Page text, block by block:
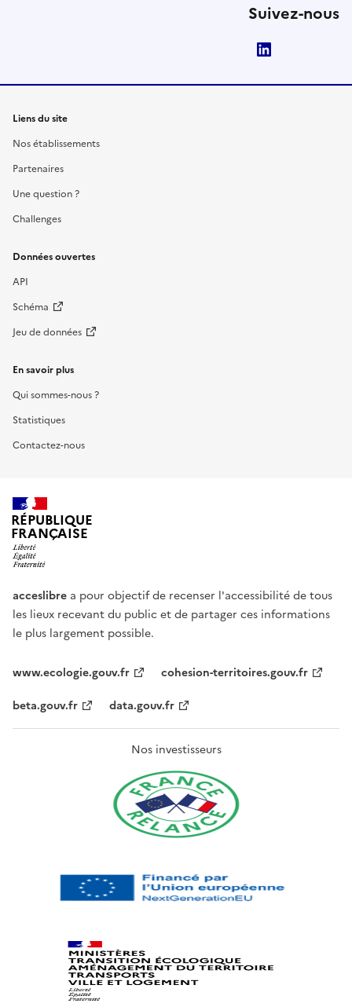
Suivez-nous
Liens du site
Nos établissements
Partenaires
Une question ?
Challenges
Données ouvertes
API
Schéma
Jeu de données
En savoir plus
Qui sommes-nous ?
Statistiques
Contactez-nous
RÉPUBLIQUE
FRANÇAISE
acceslibre a pour objectif de recenser l'accessibilité de tous
les lieux recevant du public et de partager ces informations
le plus largement possible.
www.ecologie.gouv.fr
cohesion-territoires.gouv.fr
beta.gouv.fr
data.gouv.fr
Nos investisseurs